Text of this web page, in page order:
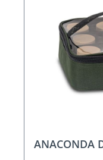
ANACONDA